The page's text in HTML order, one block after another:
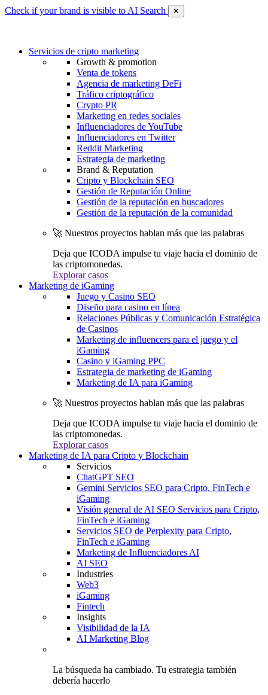
Check if your brand is visible to AI Search ✕
Servicios de cripto marketing
Growth & promotion
Venta de tokens
Agencia de marketing DeFi
Tráfico criptográfico
Crypto PR
Marketing en redes sociales
Influenciadores de YouTube
Influenciadores en Twitter
Reddit Marketing
Estrategia de marketing
Brand & Reputation
Cripto y Blockchain SEO
Gestión de Reputación Online
Gestión de la reputación en buscadores
Gestión de la reputación de la comunidad
🚀 Nuestros proyectos hablan más que las palabras
Deja que ICODA impulse tu viaje hacia el dominio de
las criptomonedas.
Explorar casos
Marketing de iGaming
Juego y Casino SEO
Diseño para casino en línea
Relaciones Públicas y Comunicación Estratégica
de Casinos
Marketing de influencers para el juego y el
iGaming
Casino y iGaming PPC
Estrategia de marketing de iGaming
Marketing de IA para iGaming
🚀 Nuestros proyectos hablan más que las palabras
Deja que ICODA impulse tu viaje hacia el dominio de
las criptomonedas.
Explorar casos
Marketing de IA para Cripto y Blockchain
Servicios
ChatGPT SEO
Gemini Servicios SEO para Cripto, FinTech e
iGaming
Visión general de AI SEO Servicios para Cripto,
FinTech e iGaming
Servicios SEO de Perplexity para Cripto,
FinTech e iGaming
Marketing de Influenciadores AI
AI SEO
Industries
Web3
iGaming
Fintech
Insights
Visibilidad de la IA
AI Marketing Blog
La búsqueda ha cambiado. Tu estrategia también
debería hacerlo